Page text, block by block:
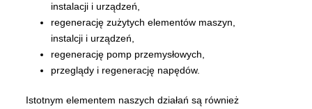
instalacji i urządzeń,
regenerację zużytych elementów maszyn,
instalcji i urządzeń,
regenerację pomp przemysłowych,
przeglądy i regenerację napędów.
Istotnym elementem naszych działań są również